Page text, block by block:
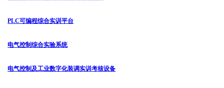
PLC可编程综合实训平台
电气控制综合实验系统
电气控制及工业数字化装调实训考核设备